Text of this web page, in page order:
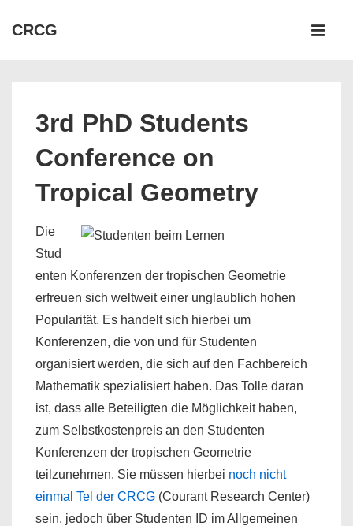
ZumCRCG
3rd PhD Students
Conference on
Tropical Geometry
Die
Stud
enten Konferenzen der tropischen Geometrie
erfreuen sich weltweit einer unglaublich hohen
Popularität. Es handelt sich hierbei um
Konferenzen, die von und für Studenten
organisiert werden, die sich auf den Fachbereich
Mathematik spezialisiert haben. Das Tolle daran
ist, dass alle Beteiligten die Möglichkeit haben,
zum Selbstkostenpreis an den Studenten
Konferenzen der tropischen Geometrie
teilzunehmen. Sie müssen hierbei noch nicht
einmal Tel der CRCG (Courant Research Center)
sein, jedoch über Studenten ID im Allgemeinen